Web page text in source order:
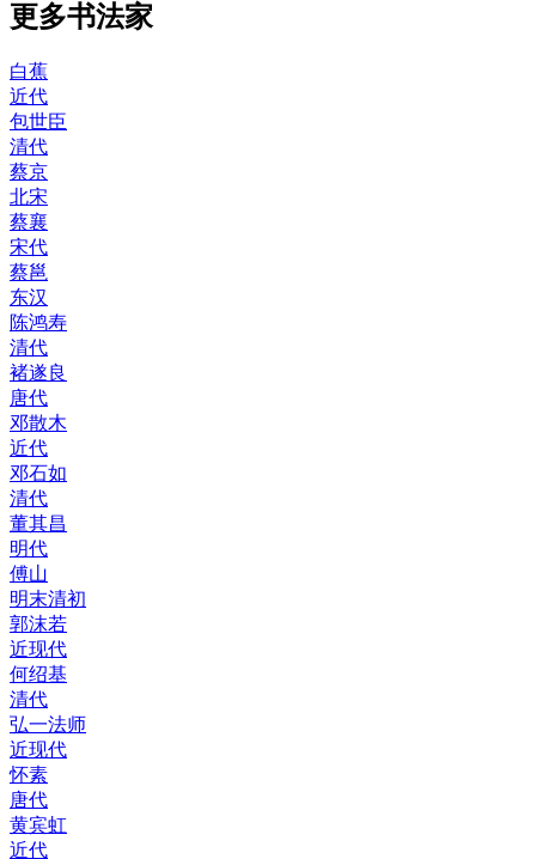
更多书法家
白蕉
近代
包世臣
清代
蔡京
北宋
蔡襄
宋代
蔡邕
东汉
陈鸿寿
清代
褚遂良
唐代
邓散木
近代
邓石如
清代
董其昌
明代
傅山
明末清初
郭沫若
近现代
何绍基
清代
弘一法师
近现代
怀素
唐代
黄宾虹
近代